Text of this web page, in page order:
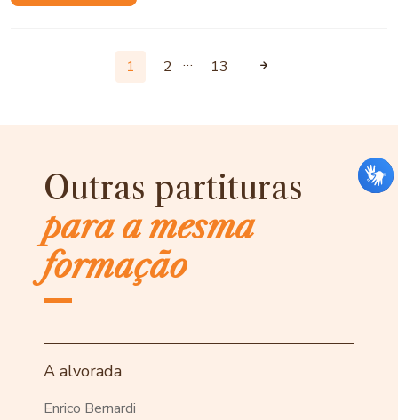
1 2 … 13
Outras partituras
para a mesma
formação
A alvorada
Enrico Bernardi